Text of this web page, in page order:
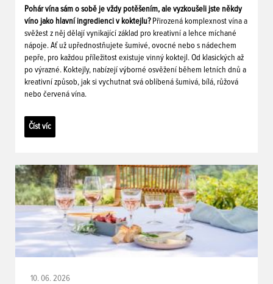
Pohár vína sám o sobě je vždy potěšením, ale vyzkoušeli jste někdy
víno jako hlavní ingredienci v koktejlu? Přirozená komplexnost vína a
svěžest z něj dělají vynikající základ pro kreativní a lehce míchané
nápoje. Ať už upřednostňujete šumivé, ovocné nebo s nádechem
pepře, pro každou příležitost existuje vinný koktejl. Od klasických až
po výrazné. Koktejly, nabízejí výborné osvěžení během letních dnů a
kreativní způsob, jak si vychutnat svá oblíbená šumivá, bílá, růžová
nebo červená vína.
Číst víc
10. 06. 2026